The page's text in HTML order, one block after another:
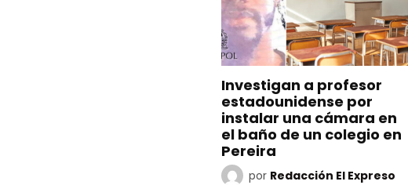
Investigan a profesor
estadounidense por
instalar una cámara en
el baño de un colegio en
Pereira
por Redacción El Expreso